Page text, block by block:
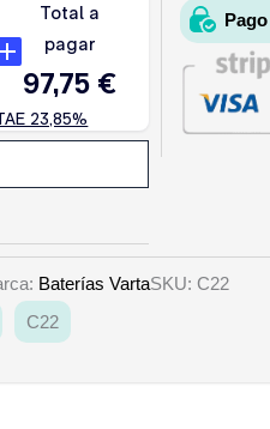
Baterías VartaSKU: C22
C22